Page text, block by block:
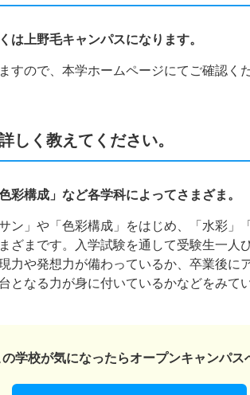
は上野毛キャンパスになります。
すので、本学ホームページにてご確認くだ
しく教えてください。
彩構成」など各学科によってさまざま。
ン」や「色彩構成」をはじめ、「水彩」
ざまです。入学試験を通して受験生一人
力や発想力が備わっているか、卒業後に
となる力が身に付いているかなどをみてい
の学校が気になったらオープンキャンパス